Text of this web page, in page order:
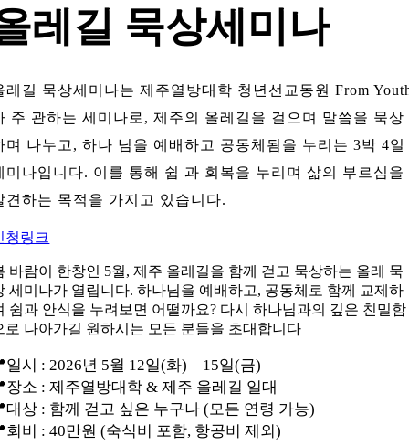
레길 묵상세미나
레길 묵상세미나는 제주열방대학 청년선교동원 From
주 관하는 세미나로, 제주의 올레길을 걸으며 말씀을 묵상
며 나누고, 하나 님을 예배하고 공동체됨을 누리는 3박 4일
미나입니다. 이를 통해 쉽 과 회복을 누리며 삶의 부르심을
견하는 목적을 가지고 있습니다.
청링크
바람이 한창인 5월, 제주 올레길을 함께 걷고 묵상하는 올레 묵
세미나가 열립니다. 하나님을 예배하고, 공동체로 함께 교제하
쉼과 안식을 누려보면 어떨까요? 다시 하나님과의 깊은 친밀함
로 나아가길 원하시는 모든 분들을 초대합니다
일시 :2026년 5월 12일(화) – 15일(금)
장소 :제주열방대학 & 제주 올레길 일대
대상 : 함께 걷고 싶은 누구나 (모든 연령 가능)
회비 :40만원 (숙식비 포함, 항공비 제외)